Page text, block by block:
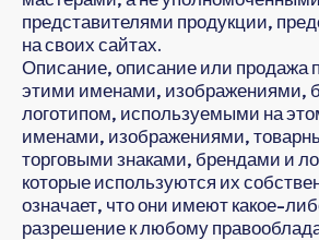
представителями продукции,
на своих сайтах.
Описание, описание или продажа
этими именами, изображениями,
логотипом, используемыми на
именами, изображениями,
торговыми знаками, брендами и
которые используются их
означает, что они имеют какое-
разрешение к любому